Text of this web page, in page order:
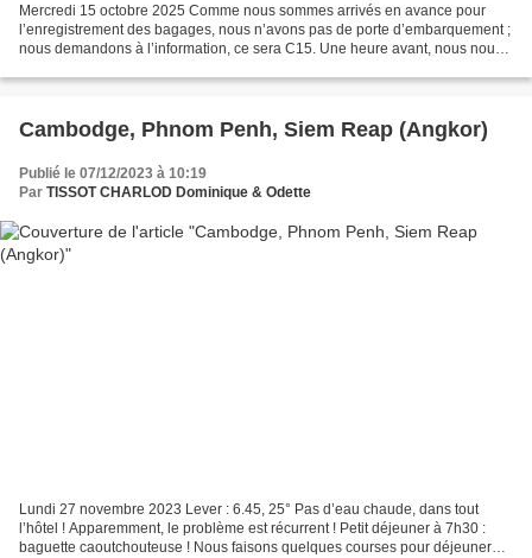
Mercredi 15 octobre 2025 Comme nous sommes arrivés en avance pour
l’enregistrement des bagages, nous n’avons pas de porte d’embarquement ;
nous demandons à l’information, ce sera C15. Une heure avant, nous nous
Cambodge, Phnom Penh, Siem Reap (Angkor)
Publié le 07/12/2023 à 10:19
Par TISSOT CHARLOD Dominique & Odette
Lundi 27 novembre 2023 Lever : 6.45, 25° Pas d’eau chaude, dans tout
l’hôtel ! Apparemment, le problème est récurrent ! Petit déjeuner à 7h30 :
baguette caoutchouteuse ! Nous faisons quelques courses pour déjeuner